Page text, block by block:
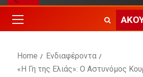
Home
Ενδιαφέροντα
«Η Γη της Ελιάς»: Ο Aστυνόμος